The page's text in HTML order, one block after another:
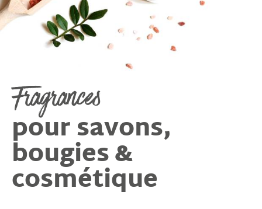
Fragrances
pour savons,
bougies &
cosmétique